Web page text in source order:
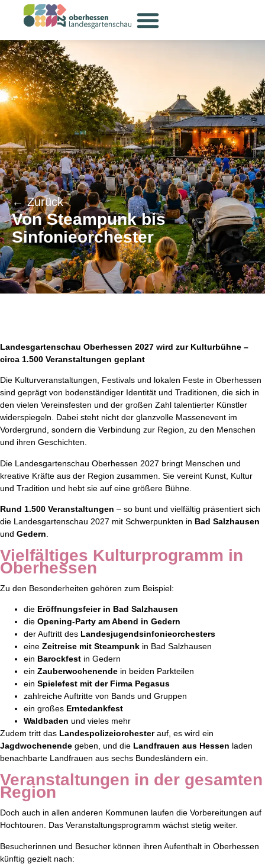
← Zurück
Von Steampunk bis
Sinfonieorchester
Landesgartenschau Oberhessen 2027 wird zur Kulturbühne –
circa 1.500 Veranstaltungen geplant
Die Kulturveranstaltungen, Festivals und lokalen Feste in Oberhessen
sind geprägt von bodenständiger Identität und Traditionen, die sich in
den vielen Vereinsfesten und der großen Zahl talentierter Künstler
widerspiegeln. Dabei steht nicht der glanzvolle Massenevent im
Vordergrund, sondern die Verbindung zur Region, zu den Menschen
und ihren Geschichten.
Die Landesgartenschau Oberhessen 2027 bringt Menschen und
kreative Kräfte aus der Region zusammen. Sie vereint Kunst, Kultur
und Tradition und hebt sie auf eine größere Bühne.
Rund 1.500 Veranstaltungen – so bunt und vielfältig präsentiert sich
die Landesgartenschau 2027 mit Schwerpunkten in Bad Salzhausen
und Gedern
Vielfältiges Kulturprogramm in
Oberhessen
Zu den Besonderheiten gehören zum Beispiel:
die Eröffnungsfeier in Bad Salzhausen
die Opening-Party am Abend in Gedern
der Auftritt des Landesjugendsinfonieorchesters
eine Zeitreise mit Steampunk in Bad Salzhausen
ein Barockfest in Gedern
ein Zauberwochenende in beiden Parkteilen
ein Spielefest mit der Firma Pegasus
zahlreiche Auftritte von Bands und Gruppen
ein großes Erntedankfest
Waldbaden und vieles mehr
Zudem tritt das Landespolizeiorchesterauf, es wird ein
Jagdwochenende geben, und die Landfrauen aus Hessen laden
benachbarte Landfrauen aus sechs Bundesländern ein.
Veranstaltungen in der gesamten
Region
Doch auch in allen anderen Kommunen laufen die Vorbereitungen auf
Hochtouren. Das Veranstaltungsprogramm wächst stetig weiter.
Besucherinnen und Besucher können ihren Aufenthalt in Oberhessen
künftig gezielt nach: